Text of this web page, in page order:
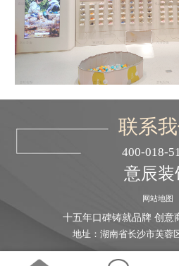
联系
400-018-
意辰装
网站地图
十五年口碑铸就品牌 创意
地址：湖南省长沙市芙蓉